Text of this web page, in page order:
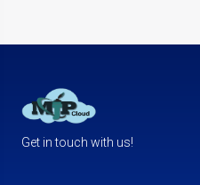
Get in touch with us!